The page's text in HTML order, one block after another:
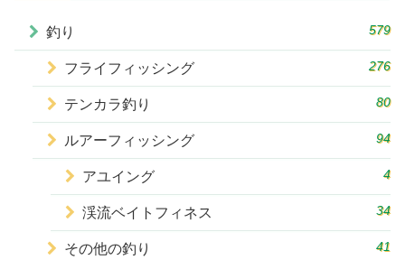
釣り 579
フライフィッシング 276
テンカラ釣り 80
ルアーフィッシング 94
アユイング 4
渓流ベイトフィネス 34
その他の釣り 41